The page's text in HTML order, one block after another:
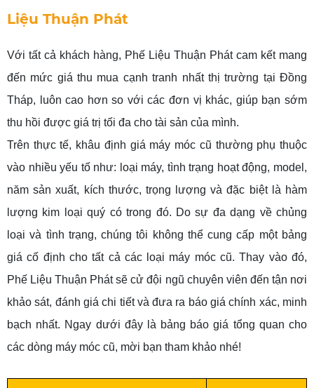
Liệu Thuận Phát
Với tất cả khách hàng, Phế Liệu Thuận Phát cam kết mang
đến mức giá thu mua cạnh tranh nhất thị trường tại Đồng
Tháp, luôn cao hơn so với các đơn vị khác, giúp bạn sớm
thu hồi được giá trị tối đa cho tài sản của mình.
Trên thực tế, khâu định giá máy móc cũ thường phụ thuộc
vào nhiều yếu tố như: loại máy, tình trạng hoạt động, model,
năm sản xuất, kích thước, trọng lượng và đặc biệt là hàm
lượng kim loại quý có trong đó. Do sự đa dạng về chủng
loại và tình trạng, chúng tôi không thể cung cấp một bảng
giá cố định cho tất cả các loại máy móc cũ. Thay vào đó,
Phế Liệu Thuận Phát sẽ cử đội ngũ chuyên viên đến tận nơi
khảo sát, đánh giá chi tiết và đưa ra báo giá chính xác, minh
bạch nhất. Ngay dưới đây là bảng báo giá tổng quan cho
các dòng máy móc cũ, mời bạn tham khảo nhé!